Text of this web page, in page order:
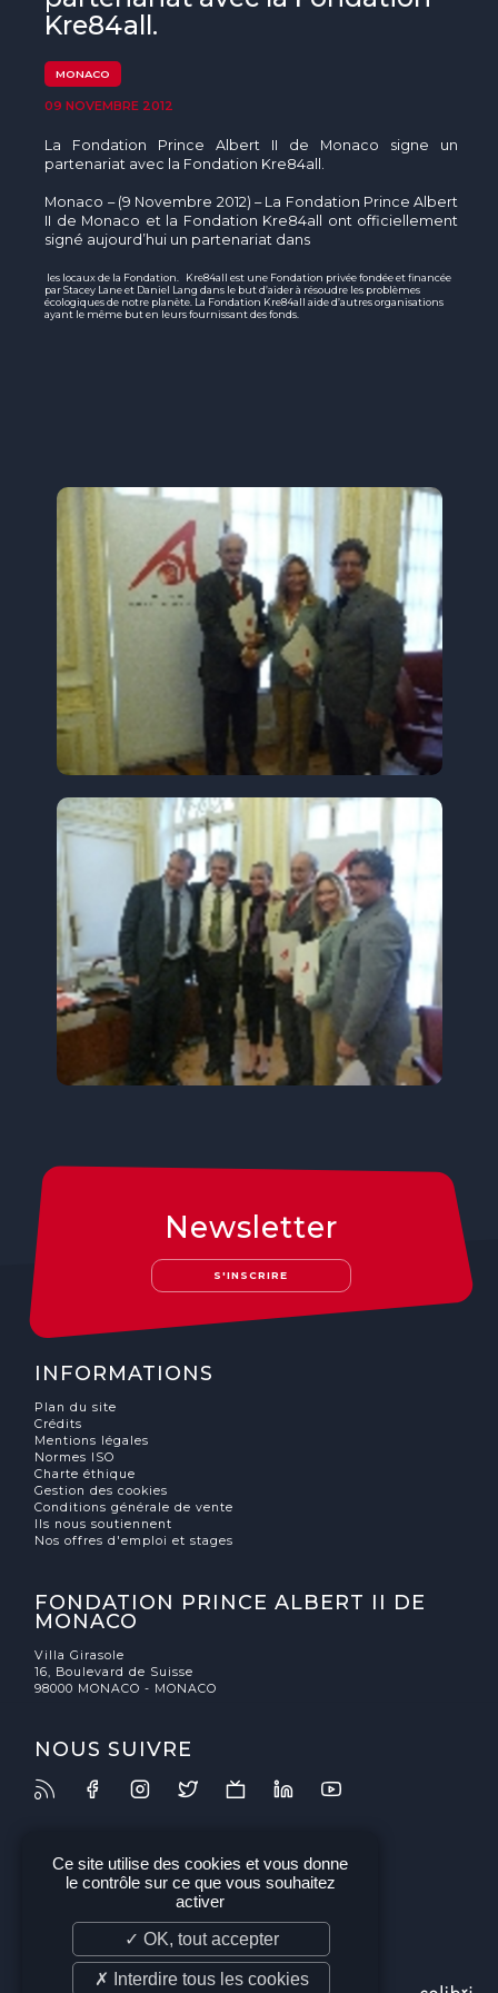
OACIS
Initiative Homme - Faune sauvage
The Green Shift Initiative
Kre84all.
MONACO
09 NOVEMBRE 2012
La Fondation Prince Albert II de Monaco signe un
partenariat avec la Fondation Kre84all .
Monaco – (9 Novembre 2012) – La Fondation Prince Albert
II de Monaco et la Fondation Kre84all ont officiellement
signé aujourd’hui un partenariat dans
les locauxde la Fondation Kre84all est une Fondation privée fondéeetfinancée
par Stacey Lane et Daniel Langdans le butd’aider à résoudre les problèmes
écologiquesde notre planète . La Fondation Kre84all aided’autres organisations
ayant le même but en leurs fournissantdes fonds.
Newsletter
S'INSCRIRE
INFORMATIONS
Plan du site
Crédits
Mentions légales
Normes ISO
Charte éthique
Gestion des cookies
Conditions générale de vente
Ils nous soutiennent
Nos offres d'emploi et stages
FONDATION PRINCE ALBERT II DE
MONACO
Villa Girasole
16, Boulevard de Suisse
98000 MONACO - MONACO
NOUS SUIVRE
Ce site utilise des cookies et vous donne
le contrôle sur ce que vous souhaitez
activer
✓ OK, tout accepter
✗ Interdire tous les cookies